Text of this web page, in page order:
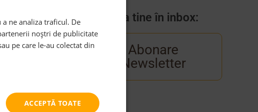
Venim la tine în inbox:
Abonare
Newsletter
ne analiza traficul. De
noștri de publicitate
pe care le-au colectat din
ACCEPTĂ TOATE